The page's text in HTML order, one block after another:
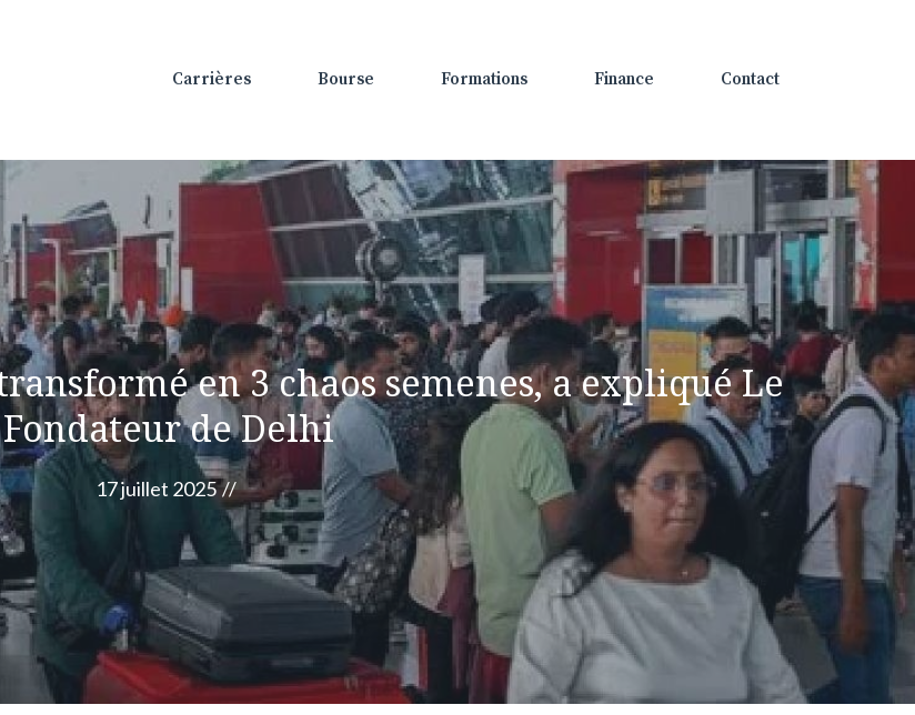
Carrières Bourse Formations Finance Contact
transformé en 3 chaos semenes, a expliqué Le
Fondateur de Delhi
17 juillet 2025 //